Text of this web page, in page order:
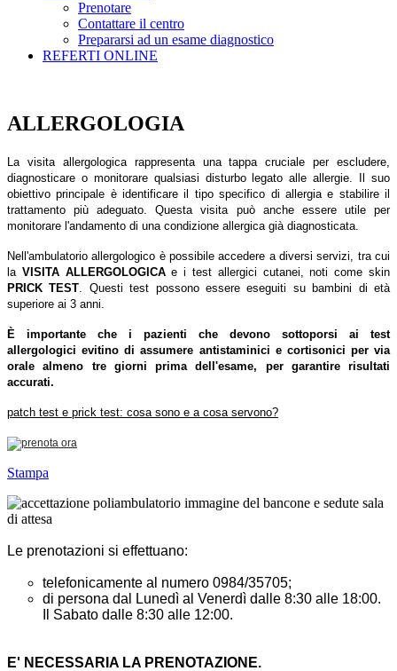
Prenotare
Contattare il centro
Prepararsi ad un esame diagnostico
REFERTI ONLINE
ALLERGOLOGIA
La visita allergologica rappresenta una tappa cruciale per escludere,
diagnosticare o monitorare qualsiasi disturbo legato alle allergie. Il suo
obiettivo principale è identificare il tipo specifico di allergia e stabilire il
trattamento più adeguato. Questa visita può anche essere utile per
monitorare l'andamento di una condizione allergica già diagnosticata.
Nell'ambulatorio allergologico è possibile accedere a diversi servizi, tra cui
la VISITA ALLERGOLOGICAe i test allergici cutanei, noti come skin
PRICK TEST . Questi test possono essere eseguiti su bambini di età
superiore ai 3 anni.
È importante che i pazienti che devono sottoporsi ai test
allergologici evitino di assumere antistaminici e cortisonici per via
orale almeno tre giorni prima dell'esame, per garantire risultati
accurati.
patch test e prick test: cosa sono e a cosa servono?
Stampa
Le prenotazioni si effettuano:
telefonicamente al numero 0984/35705;
di persona dal Lunedì al Venerdì dalle 8:30 alle 18:00.
Il Sabato dalle 8:30 alle 12:00.
E' NECESSARIA LA PRENOTAZIONE.